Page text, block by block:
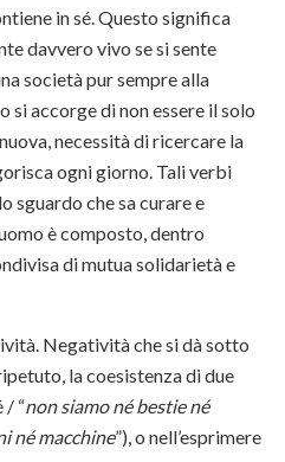
in sé. Questo significa
davvero vivo se si sente
società pur sempre alla
si accorge di non essere il solo
necessità di ricercare la
ogni giorno. Tali verbi
sguardo che sa curare e
è composto, dentro
di mutua solidarietà e
Negatività che si dà sotto
la coesistenza di due
/ “non siamo né bestie né
né macchine”), o nell’esprimere